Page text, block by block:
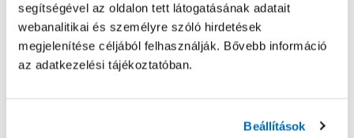
segítségével az oldalon tett látogatásának adatait
webanalitikai és személyre szóló hirdetések
megjelenítése céljából felhasználják. Bővebb információ
az adatkezelési tájékoztatóban.
Beállítások